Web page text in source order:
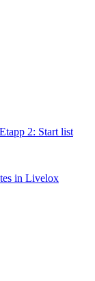
Etapp 2: Start list
in Livelox